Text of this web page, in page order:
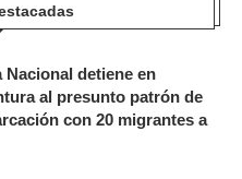
Nacional detiene en
al presunto patrón de
con 20 migrantes a